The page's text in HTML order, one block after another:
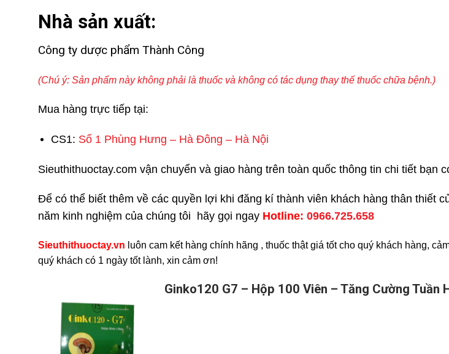
Nhà sản xuất:
Công ty dược phẩm Thành Công
(Chú ý: Sản phẩm này không phải là thuốc và không có tác dụng thay thế thuốc chữa bệnh.)
Mua hàng trực tiếp tại:
CS1: Số 1 Phùng Hưng – Hà Đông – Hà Nội
Sieuthithuoctay.com vận chuyển và giao hàng trên toàn quốc thông tin chi tiết bạn
Để có thể biết thêm về các quyền lợi khi đăng kí thành viên khách hàng thân thiết
năm kinh nghiệm của chúng tôi hãy gọi ngay Hotline: 0966.725.658
Sieuthithuoctay.vn luôn cam kết hàng chính hãng , thuốc thật giá tốt cho quý khách hàng,
quý khách có 1 ngày tốt lành, xin cảm ơn!
Ginko120 G7 – Hộp 100 Viên – Tăng Cường Tuần